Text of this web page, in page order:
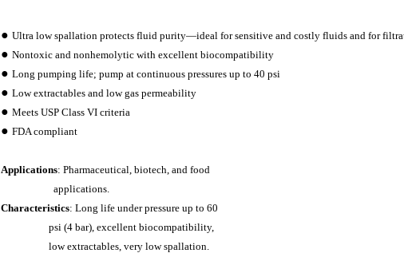
●Ultra low spallation protects fluid purity—ideal for sensitive and costly fluids and for
●Nontoxic and nonhemolytic with excellent biocompatibility
●Long pumping life; pump at continuous pressures up to 40 psi
●Low extractables and low gas permeability
●Meets USP Class VI criteria
● FDA compliant
Applications: Pharmaceutical, biotech, and food
applications.
Characteristics: Long life under pressure up to 60
psi (4 bar), excellent biocompatibility,
low extractables, very low spallation.